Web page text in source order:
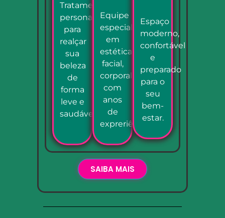
Tratamentos
personalizados
para
realçar
sua
beleza
de
forma
leve e
saudável.
Equipe
especializada
em
estética
facial,
corporal
com
anos
de
expreriência.
Espaço
moderno,
confortável
e
preparado
para o
seu
bem-
estar.
SAIBA MAIS